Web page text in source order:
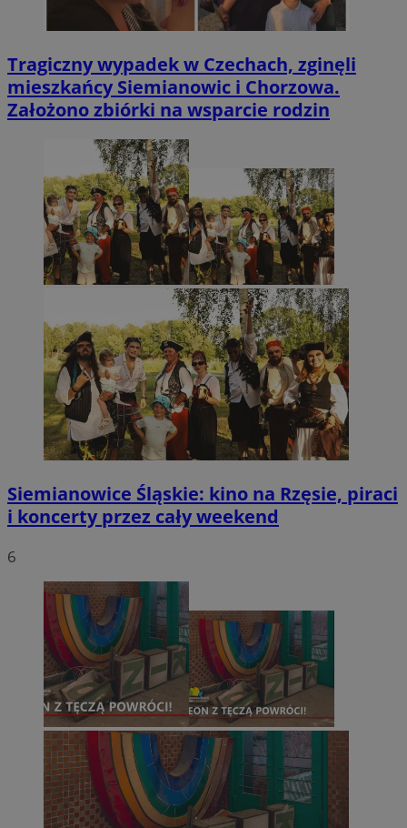
Tragiczny wypadek w Czechach, zginęli
mieszkańcy Siemianowic i Chorzowa.
Założono zbiórki na wsparcie rodzin
Siemianowice Śląskie: kino na Rzęsie, piraci
i koncerty przez cały weekend
6